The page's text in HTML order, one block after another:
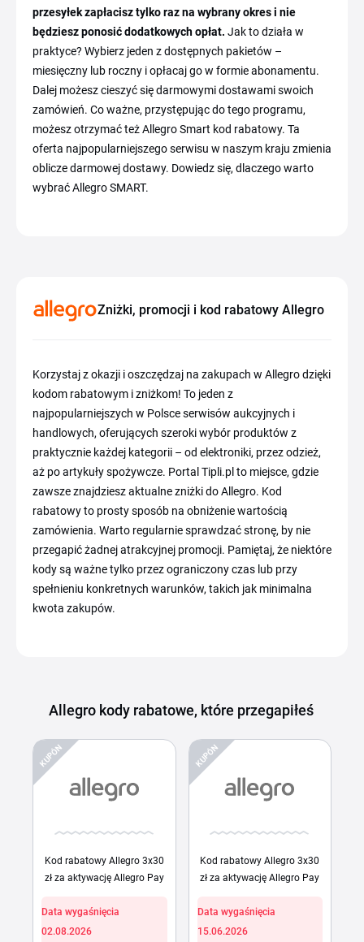
przesyłek zapłacisz tylko raz na wybrany okres i nie
będziesz ponosić dodatkowych opłat. Jak to działa w
praktyce? Wybierz jeden z dostępnych pakietów –
miesięczny lub roczny i opłacaj go w formie abonamentu.
Dalej możesz cieszyć się darmowymi dostawami swoich
zamówień. Co ważne, przystępując do tego programu,
możesz otrzymać też Allegro Smart kod rabatowy. Ta
oferta najpopularniejszego serwisu w naszym kraju zmienia
oblicze darmowej dostawy. Dowiedz się, dlaczego warto
wybrać Allegro SMART.
Zniżki, promocji i kod rabatowy Allegro
Korzystaj z okazji i oszczędzaj na zakupach w Allegro dzięki
kodom rabatowym i zniżkom! To jeden z
najpopularniejszych w Polsce serwisów aukcyjnych i
handlowych, oferujących szeroki wybór produktów z
praktycznie każdej kategorii – od elektroniki, przez odzież,
aż po artykuły spożywcze. Portal Tipli.pl to miejsce, gdzie
zawsze znajdziesz aktualne zniżki do Allegro. Kod
rabatowy to prosty sposób na obniżenie wartością
zamówienia. Warto regularnie sprawdzać stronę, by nie
przegapić żadnej atrakcyjnej promocji. Pamiętaj, że niektóre
kody są ważne tylko przez ograniczony czas lub przy
spełnieniu konkretnych warunków, takich jak minimalna
kwota zakupów.
Allegro kody rabatowe, które przegapiłeś
KUPÓN
Kod rabatowy Allegro 3x30
zł za aktywację Allegro Pay
Data wygaśnięcia
02.08.2026
KUPÓN
Kod rabatowy Allegro 3x30
zł za aktywację Allegro Pay
Data wygaśnięcia
15.06.2026